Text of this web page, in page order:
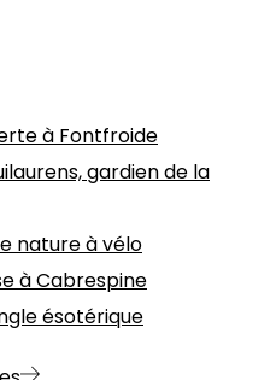
à Fontfroide
gardien de la
nature à vélo
à Cabrespine
ésotérique